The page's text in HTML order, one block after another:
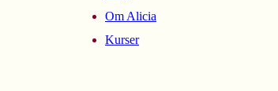
Om Alicia
Kurser